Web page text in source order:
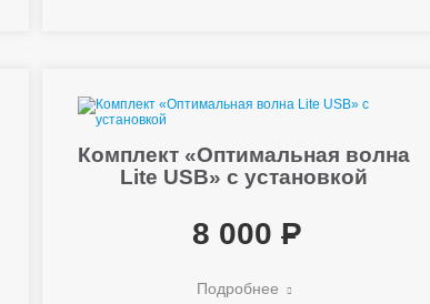
Комплект «Оптимальная волна
Lite USB» с установкой
8 000
Подробнее